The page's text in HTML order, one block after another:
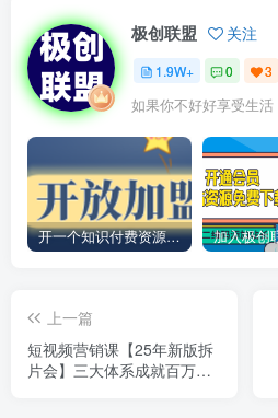
极创联盟 关注
1.9W+ 0 3
开一个知识付费资源网站，小白也能日入1000+
上一篇
短视频营销课【25年新版拆
片会】三大体系成就百万大